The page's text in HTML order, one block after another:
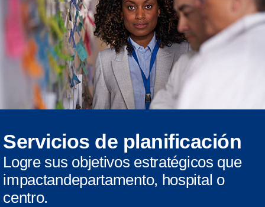
Servicios de planificación
Logre sus objetivos estratégicos que
impactandepartamento, hospital o
centro.